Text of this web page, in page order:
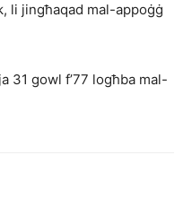
li jingħaqad mal-appoġġ
31 gowl f’77 logħba mal-